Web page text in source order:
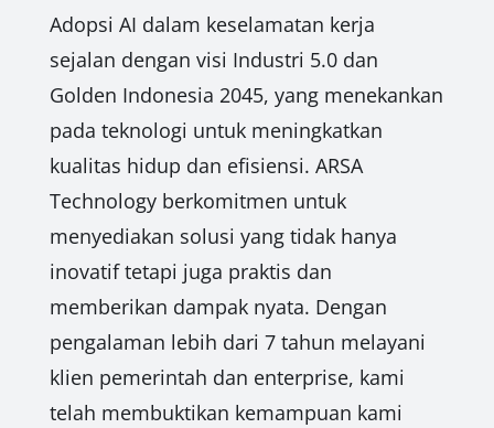
Adopsi AI dalam keselamatan kerja
sejalan dengan visi Industri 5.0 dan
Golden Indonesia 2045, yang menekankan
pada teknologi untuk meningkatkan
kualitas hidup dan efisiensi. ARSA
Technology berkomitmen untuk
menyediakan solusi yang tidak hanya
inovatif tetapi juga praktis dan
memberikan dampak nyata. Dengan
pengalaman lebih dari 7 tahun melayani
klien pemerintah dan enterprise, kami
telah membuktikan kemampuan kami